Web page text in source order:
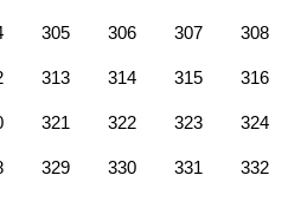
305 306 307 308
313 314 315 316
321 322 323 324
329 330 331 332